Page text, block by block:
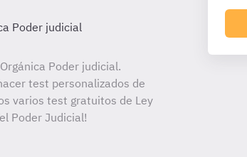
Poder judicial
Poder judicial.
test personalizados de
varios test gratuitos de Ley
Poder Judicial!